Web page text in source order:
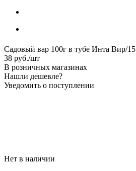
Садовый вар 100г в тубе Инта Вир/15
38 руб./шт
В розничных магазинах
Нашли дешевле?
Уведомить о поступлении
Нет в наличии